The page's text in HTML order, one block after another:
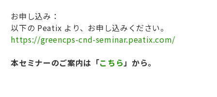
お申し込み：
以下の Peatix より、お申し込みください。
https://greencps-cnd-seminar.peatix.com/
本セミナーのご案内は「こちら」から。